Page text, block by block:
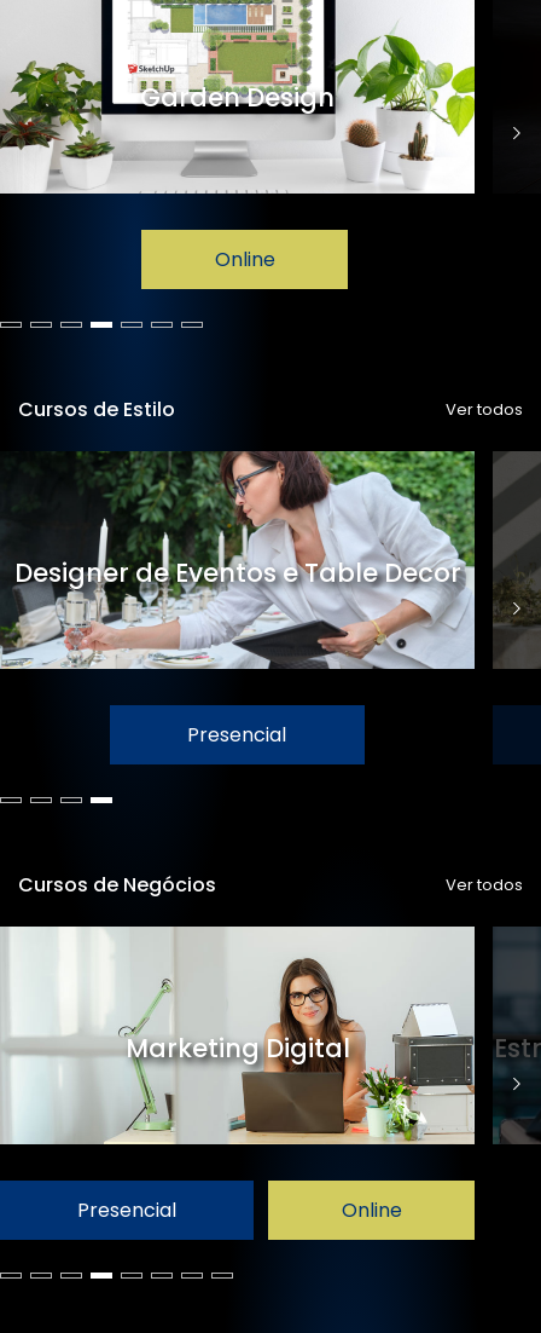
Garden Design
Online
Cursos de Estilo Ver todos
Designer de Eventos e Table Decor
Presencial
Cursos de Negócios Ver todos
Marketing Digital
Presencial Online